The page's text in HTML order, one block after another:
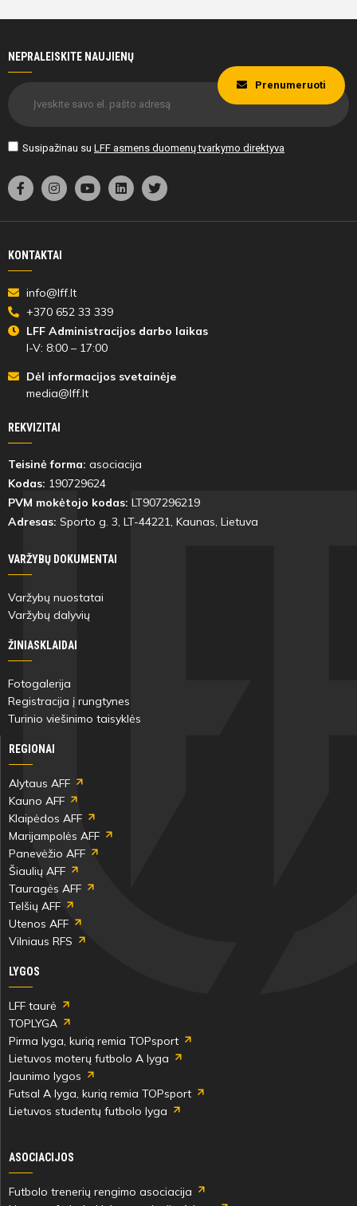
NEPRALEISKITE NAUJIENŲ
Susipažinau su LFF asmens duomenų tvarkymo direktyva
Prenumeruoti
KONTAKTAI
info@lff.lt
+370 652 33 339
LFF Administracijos darbo laikas
I-V: 8:00 – 17:00
Dėl informacijos svetainėje
media@lff.lt
REKVIZITAI
Teisinė forma: asociacija
Kodas: 190729624
PVM mokėtojo kodas: LT907296219
Adresas: Sporto g. 3, LT-44221, Kaunas, Lietuva
VARŽYBŲ DOKUMENTAI
Varžybų nuostatai
Varžybų dalyvių
ŽINIASKLAIDAI
Fotogalerija
Registracija į rungtynes
Turinio viešinimo taisyklės
REGIONAI
Alytaus AFF
Kauno AFF
Klaipėdos AFF
Marijampolės AFF
Panevėžio AFF
Šiaulių AFF
Tauragės AFF
Telšių AFF
Utenos AFF
Vilniaus RFS
LYGOS
LFF taurė
TOPLYGA
Pirma lyga, kurią remia TOPsport
Lietuvos moterų futbolo A lyga
Jaunimo lygos
Futsal A lyga, kurią remia TOPsport
Lietuvos studentų futbolo lyga
ASOCIACIJOS
Futbolo trenerių rengimo asociacija